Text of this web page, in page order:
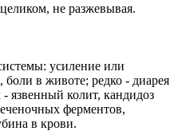
не разжевывая.
усиление или
в животе; редко - диарея
язвенный колит, кандидоз
ферментов,
в крови.